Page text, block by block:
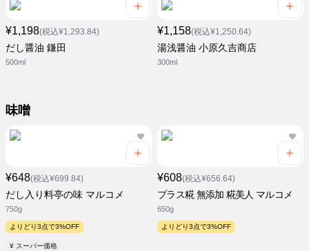
¥1,198(税込¥1,293.84)
だし醤油 鎌田
500ml
¥1,158(税込¥1,250.64)
湯浅醤油 小原久吉商店
300ml
味噌
¥648(税込¥699.84)
だし入り料亭の味 マルコメ
750g
よりどり3点で3%OFF
¥ スーパー価格
¥608(税込¥656.64)
プラス糀 無添加 糀美人 マルコメ
650g
よりどり3点で3%OFF